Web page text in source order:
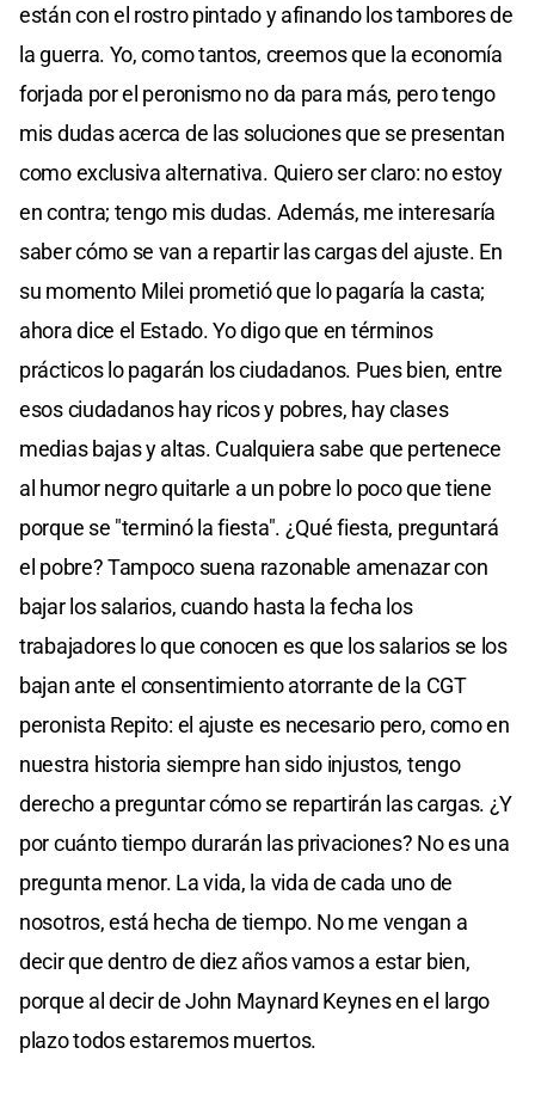
están con el rostro pintado y afinando los tambores de
la guerra. Yo, como tantos, creemos que la economía
forjada por el peronismo no da para más, pero tengo
mis dudas acerca de las soluciones que se presentan
como exclusiva alternativa. Quiero ser claro: no estoy
en contra; tengo mis dudas. Además, me interesaría
saber cómo se van a repartir las cargas del ajuste. En
su momento Milei prometió que lo pagaría la casta;
ahora dice el Estado. Yo digo que en términos
prácticos lo pagarán los ciudadanos. Pues bien, entre
esos ciudadanos hay ricos y pobres, hay clases
medias bajas y altas. Cualquiera sabe que pertenece
al humor negro quitarle a un pobre lo poco que tiene
porque se "terminó la fiesta". ¿Qué fiesta, preguntará
el pobre? Tampoco suena razonable amenazar con
bajar los salarios, cuando hasta la fecha los
trabajadores lo que conocen es que los salarios se los
bajan ante el consentimiento atorrante de la CGT
peronista Repito: el ajuste es necesario pero, como en
nuestra historia siempre han sido injustos, tengo
derecho a preguntar cómo se repartirán las cargas. ¿Y
por cuánto tiempo durarán las privaciones? No es una
pregunta menor. La vida, la vida de cada uno de
nosotros, está hecha de tiempo. No me vengan a
decir que dentro de diez años vamos a estar bien,
porque al decir de John Maynard Keynes en el largo
plazo todos estaremos muertos.